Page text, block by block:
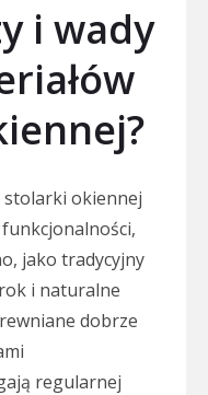
i wady
stolarki okiennej
jako tradycyjny
i naturalne
dobrze
regularnej